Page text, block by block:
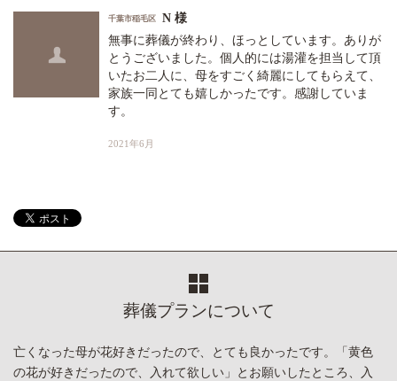
千葉市稲毛区
N 様
無事に葬儀が終わり、ほっとしています。ありが
とうございました。個人的には湯灌を担当して頂
いたお二人に、母をすごく綺麗にしてもらえて、
家族一同とても嬉しかったです。感謝していま
す。
2021年6月
葬儀プランについて
亡くなった母が花好きだったので、とても良かったです。「黄色
の花が好きだったので、入れて欲しい」とお願いしたところ、入